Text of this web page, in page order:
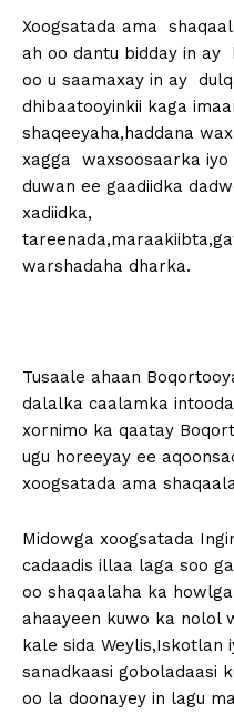
Xoogsatada ama
ah oo dantu bidday in ay
oo u saamaxay in ay
dhibaatooyinkii kaga
shaqeeyaha,haddana
xagga waxsoosaarka iyo
duwan ee gaadiidka
xadiidka,
warshadaha dharka.
Tusaale ahaan
dalalka caalamka
xornimo ka qaatay
ugu horeeyay ee
xoogsatada ama
Midowga xoogsatada
cadaadis illaa laga soo
oo shaqaalaha ka
ahaayeen kuwo ka nolol
kale sida Weylis,Iskotlan
sanadkaasi goboladaasi
oo la doonayey in lagu